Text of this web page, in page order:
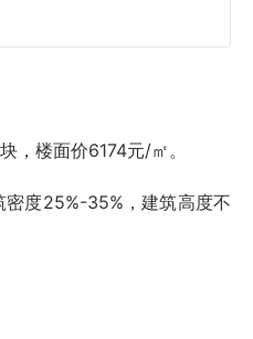
，楼面价6174元/㎡。
度25%-35%，建筑高度不